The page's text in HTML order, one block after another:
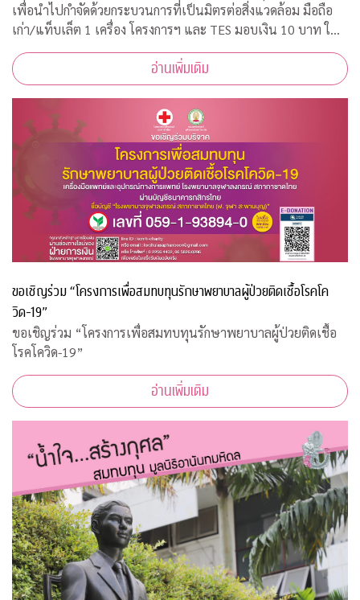
เพื่อนำไปกำจัดด้วยกระบวนการที่เป็นมิตรต่อสิ่งแวดล้อม มือถือ
เก่า/แท็บเล็ต 1 เครื่อง โครงการฯ และ TES มอบเงิน 10 บาท ให้
กับ "กองทุนภูมิคุ้มกันบำบัดมะเร็งจุฬาฯ"
อ่านเพิ่มเติม
ขอเชิญร่วม “โครงการเพื่อสมทบทุนรักษาพยาบาลผู้ป่วยติดเชื้อโรคโค
วิด-19”
ขอเชิญร่วม “โครงการเพื่อสมทบทุนรักษาพยาบาลผู้ป่วยติดเชื้อ
โรคโควิด-19”
อ่านเพิ่มเติม